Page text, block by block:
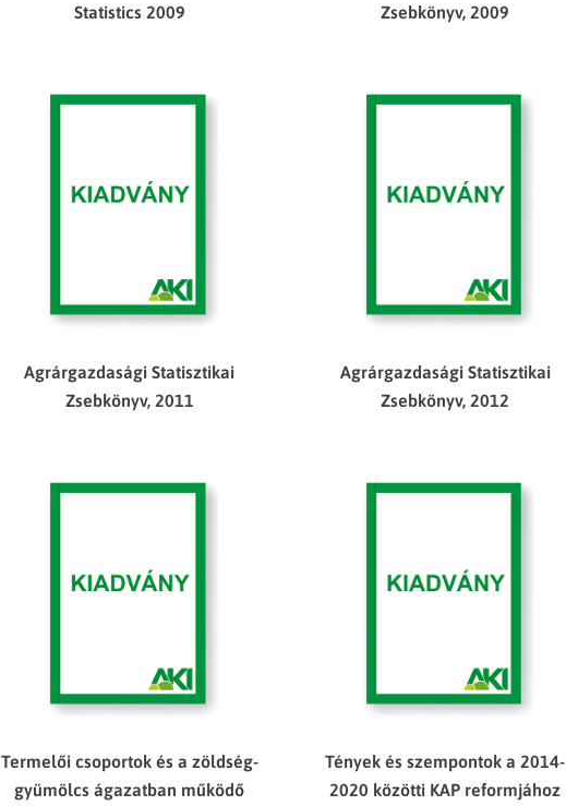
Statistics 2009
Zsebkönyv, 2009
Agrárgazdasági Statisztikai
Zsebkönyv, 2011
Agrárgazdasági Statisztikai
Zsebkönyv, 2012
Termelői csoportok és a zöldség-
gyümölcs ágazatban működő
Tények és szempontok a 2014-
2020 közötti KAP reformjához